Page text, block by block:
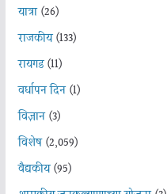
यात्रा(26)
राजकीय(133)
रायगड(11)
वर्धापन दिन(1)
विज्ञान(3)
विशेष(2,059)
वैद्यकीय(95)